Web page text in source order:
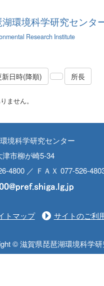
環境科学研究センタ
Research Institute
新日時(降順) 所長
ません。
境科学研究センター
津市柳が崎5-34
4800 ／ ＦＡＸ 077-526-
トマップ サイトのご利
© 滋賀県琵琶湖環境科学